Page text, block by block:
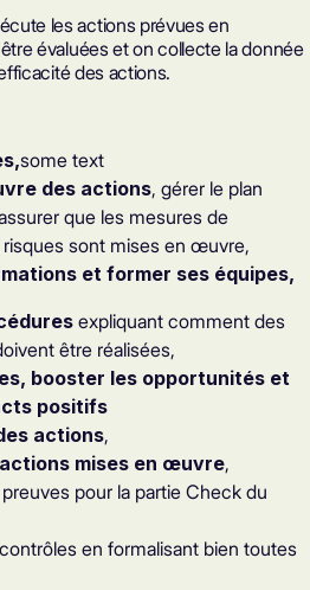
les actions prévues en
évaluées et on collecte la donnée
des actions.
some text
des actions, gérer le plan
que les mesures de
sont mises en œuvre,
et former ses équipes,
expliquant comment des
être réalisées,
booster les opportunités et
positifs
actions,
mises en œuvre,
pour la partie Check du
en formalisant bien toutes